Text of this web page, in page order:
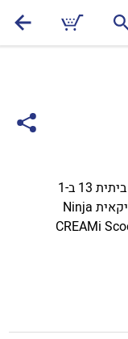
מכונת גלידה נינג'ה ביתית 13 ב-1
לגלידה וגלידה אמריקאית Ninja
CREAMi